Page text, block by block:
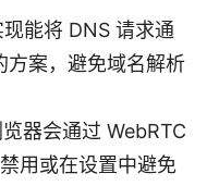
能将 DNS 请求通
方案，避免域名解析
器会通过 WebRTC
用或在设置中避免